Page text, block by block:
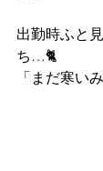
出勤時ふと
ち…🐈
「まだ寒い